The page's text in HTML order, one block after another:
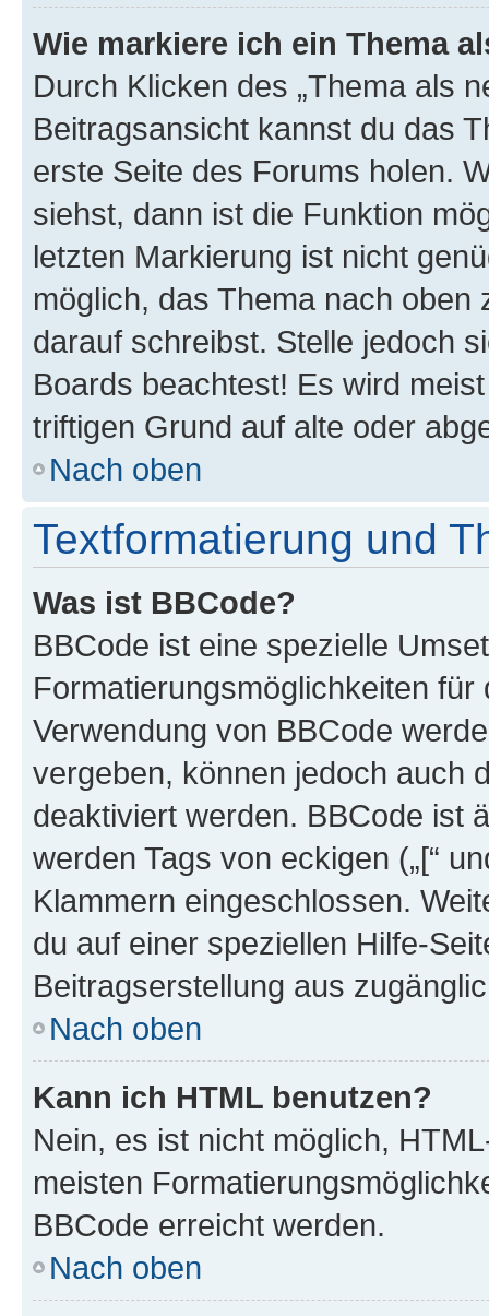
Wie markiere ich ein Thema
Durch Klicken des „Thema als
Beitragsansicht kannst du das
erste Seite des Forums holen.
siehst, dann ist die Funktion
letzten Markierung ist nicht
möglich, das Thema nach oben
darauf schreibst. Stelle jedoch
Boards beachtest! Es wird
triftigen Grund auf alte oder
Nach oben
Textformatierung und
Was ist BBCode?
BBCode ist eine spezielle
Formatierungsmöglichkeiten
Verwendung von BBCode
vergeben, können jedoch auch
deaktiviert werden. BBCode ist
werden Tags von eckigen („[“
Klammern eingeschlossen.
du auf einer speziellen Hilfe-
Beitragserstellung aus
Nach oben
Kann ich HTML benutzen?
Nein, es ist nicht möglich,
meisten
BBCode erreicht werden.
Nach oben